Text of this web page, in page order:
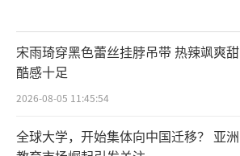
宋雨琦穿黑色蕾丝挂脖吊带 热辣飒爽甜
酷感十足
2026-08-05 11:45:54
全球大学，开始集体向中国迁移？ 亚洲